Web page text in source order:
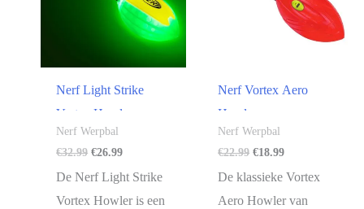
Nerf Light Strike
Vortex Howler
Nerf Werpbal
€32.99 Oorspronkelijke
was:
€32.99.
€26.99Huidige
is:
€26.99.
De Nerf Light Strike
Vortex Howler is een
Nerf Vortex Aero
Howler
Nerf Werpbal
€22.99 Oorspronkelijke
was:
€22.99.
€18.99Huidige
is:
De klassieke Vortex
Aero Howler van